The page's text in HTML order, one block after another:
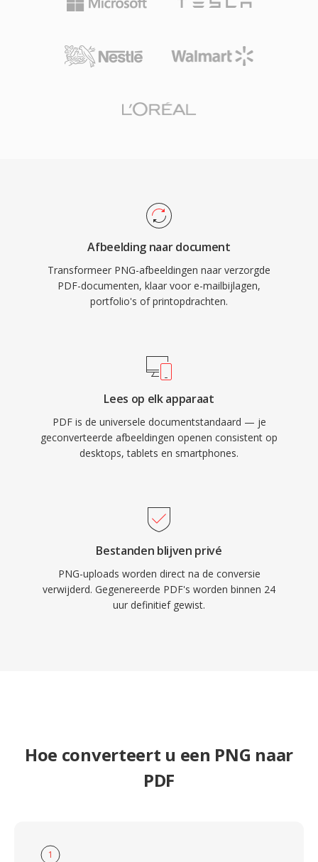
Afbeelding naar document
Transformeer PNG-afbeeldingen naar verzorgde
PDF-documenten, klaar voor e-mailbijlagen,
portfolio's of printopdrachten.
Lees op elk apparaat
PDF is de universele documentstandaard — je
geconverteerde afbeeldingen openen consistent op
desktops, tablets en smartphones.
Bestanden blijven privé
PNG-uploads worden direct na de conversie
verwijderd. Gegenereerde PDF's worden binnen 24
uur definitief gewist.
Hoe converteert u een PNG naar
PDF
1